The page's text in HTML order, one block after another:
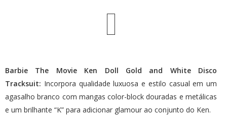
Barbie The Movie Ken Doll Gold and White Disco
Tracksuit: Incorpora qualidade luxuosa e estilo casual em um
agasalho branco com mangas color-block douradas e metálicas
e um brilhante “K” para adicionar glamour ao conjunto do Ken.